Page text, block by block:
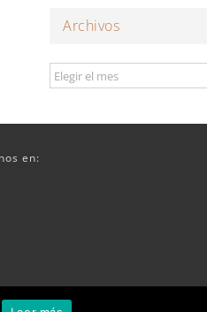
Archivos
Archivos
en: